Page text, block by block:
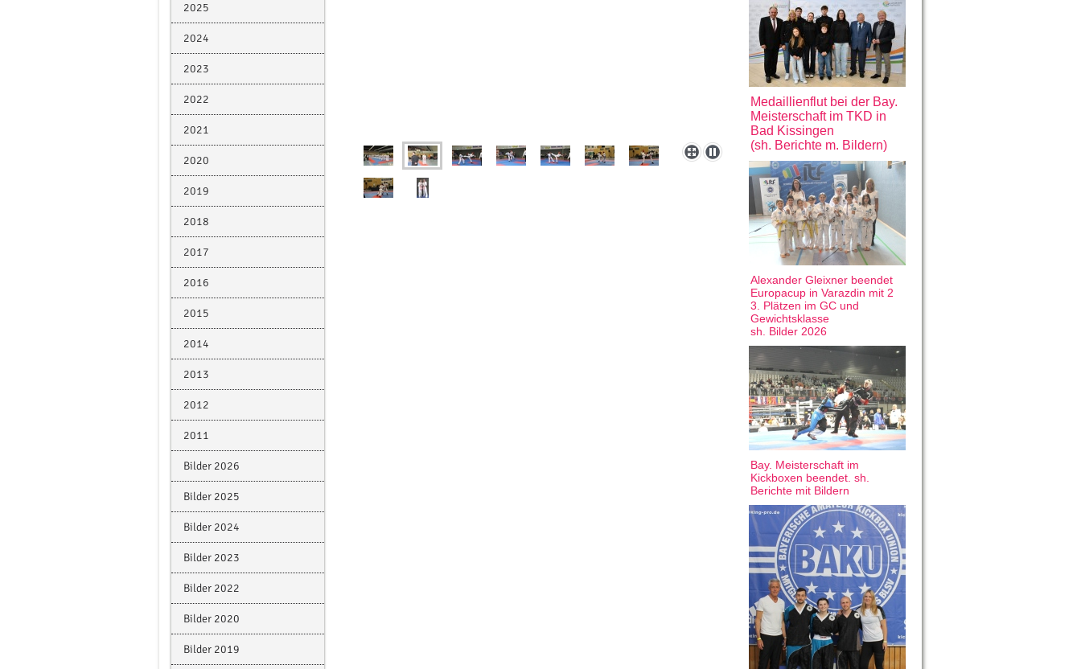
2025
2024
2023
2022
2021
2020
2019
2018
2017
2016
2015
2014
2013
2012
2011
Bilder 2026
Bilder 2025
Bilder 2024
Bilder 2023
Bilder 2022
Bilder 2020
Bilder 2019
Medaillienflut bei der Bay.
Meisterschaft im TKD in
Bad Kissingen
(sh. Berichte m. Bildern)
Alexander Gleixner beendet
Europacup in Varazdin mit 2
3. Plätzen im GC und
Gewichtsklasse
sh. Bilder 2026
Bay. Meisterschaft im
Kickboxen beendet. sh.
Berichte mit Bildern